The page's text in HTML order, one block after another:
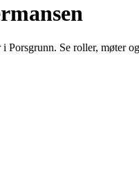
Porsgrunn. Se roller, møter